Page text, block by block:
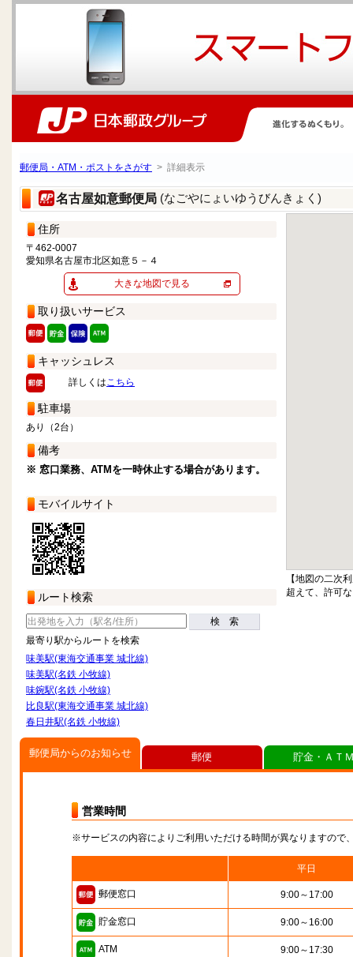
郵便局・ATM・ポストをさがす > 詳細表示
名古屋如意郵便局 (なごやにょいゆうびんきょく)
住所
〒462-0007
愛知県名古屋市北区如意５－４
大きな地図で見る
取り扱いサービス
キャッシュレス
詳しくはこちら
駐車場
あり（2台）
備考
※ 窓口業務、ATMを一時休止する場合があります。
モバイルサイト
ルート検索
検 索
最寄り駅からルートを検索
味美駅(東海交通事業 城北線)
味美駅(名鉄 小牧線)
味鋺駅(名鉄 小牧線)
比良駅(東海交通事業 城北線)
春日井駅(名鉄 小牧線)
【地図の二次
超えて、許可
郵便局からのお知らせ
営業時間
※サービスの内容によりご利用いただける時間が異なりますので
平日
郵便窓口 9:00～17:00
貯金窓口 9:00～16:00
ATM 9:00～17:30
郵便 貯金・ＡＴ